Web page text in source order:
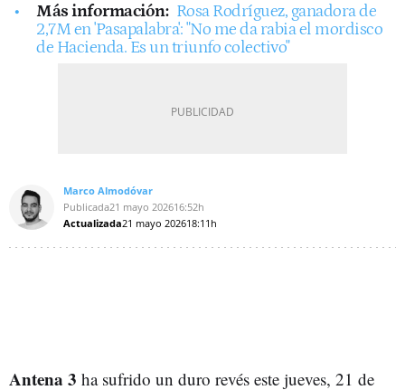
Más información: Rosa Rodríguez, ganadora de
2,7M en 'Pasapalabra': "No me da rabia el mordisco
de Hacienda. Es un triunfo colectivo"
Marco Almodóvar
Publicada21 mayo 202616:52h
Actualizada21 mayo 202618:11h
Antena 3 ha sufrido un duro revés este jueves, 21 de